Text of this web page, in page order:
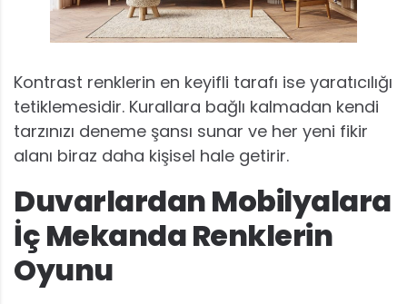
Kontrast renklerin en keyifli tarafı ise yaratıcılığı
tetiklemesidir. Kurallara bağlı kalmadan kendi
tarzınızı deneme şansı sunar ve her yeni fikir
alanı biraz daha kişisel hale getirir.
Duvarlardan Mobilyalara
İç Mekanda Renklerin
Oyunu